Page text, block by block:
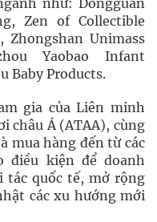
Zen of Collectible
Zhongshan Unimass
Yaobao Infant
Baby Products.
gia của Liên minh
châu Á (ATAA), cùng
mua hàng đến từ các
điều kiện để doanh
tác quốc tế, mở rộng
các xu hướng mới